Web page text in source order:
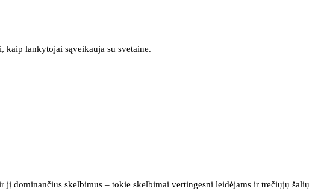
kaip lankytojai sąveikauja su svetaine.
dominančius skelbimus – tokie skelbimai vertingesni leidėjams ir trečiųjų šalių